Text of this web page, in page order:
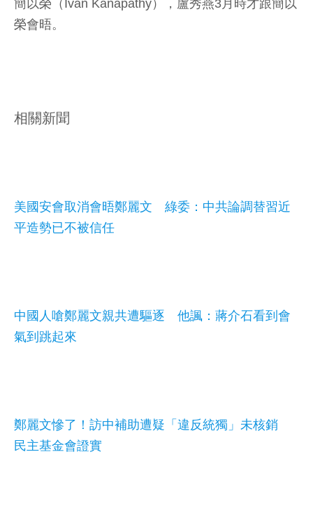
簡以榮（Ivan Kanapathy），盧秀燕3月時才跟簡以
榮會晤。
相關新聞
美國安會取消會晤鄭麗文 綠委：中共論調替習近
平造勢已不被信任
中國人嗆鄭麗文親共遭驅逐 他諷：蔣介石看到會
氣到跳起來
鄭麗文慘了！訪中補助遭疑「違反統獨」未核銷
民主基金會證實